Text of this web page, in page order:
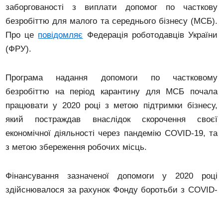
заборгованості з виплати допомог по часткову
безробіттю для малого та середнього бізнесу (МСБ).
Про це повідомляє Федерація роботодавців України
(ФРУ).
Програма надання допомоги по частковому
безробіттю на період карантину для МСБ почала
працювати у 2020 році з метою підтримки бізнесу,
який постраждав внаслідок скорочення своєї
економічної діяльності через пандемію COVID-19, та
з метою збереження робочих місць.
Фінансування зазначеної допомоги у 2020 році
здійснювалося за рахунок Фонду боротьби з COVID-